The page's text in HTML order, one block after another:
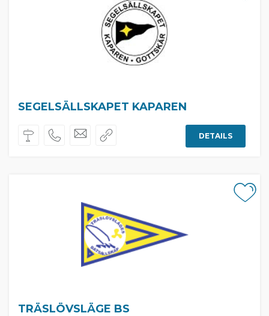
SEGELSÄLLSKAPET KAPAREN
DETAILS
TRÄSLÖVSLÄGE BS